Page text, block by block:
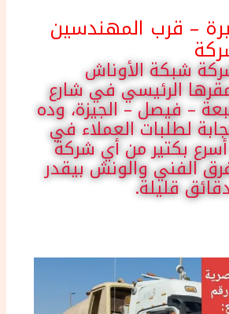
– قرب المهندسين
شبكة الأوناش
الرئيسي في شارع
– فيصل – الجيزة، وده
لطلبات العملاء في
بكتير من أي شركة
الفني والونش بيقدر
قليلة.